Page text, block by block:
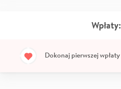
Wpłaty:
Dokonaj pierwszej wpłaty